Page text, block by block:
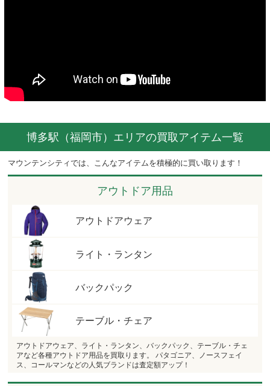
博多駅（福岡市）エリアの買取アイテム一覧
マウンテンシティでは、こんなアイテムを積極的に買い取ります！
アウトドア用品
アウトドアウェア
ライト・ランタン
バックパック
テーブル・チェア
アウトドアウェア、ライト・ランタン、バックパック、テーブル・チェ
アなど各種アウトドア用品を買取ります。 パタゴニア、ノースフェイ
ス、コールマンなどの人気ブランドは査定額アップ！